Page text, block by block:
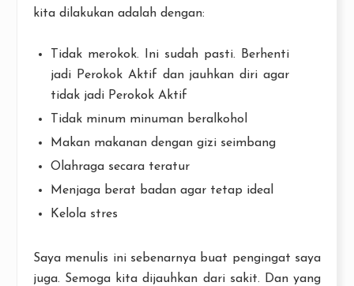
kita dilakukan adalah dengan:
Tidak merokok. Ini sudah pasti. Berhenti
jadi Perokok Aktif dan jauhkan diri agar
tidak jadi Perokok Aktif
Tidak minum minuman beralkohol
Makan makanan dengan gizi seimbang
Olahraga secara teratur
Menjaga berat badan agar tetap ideal
Kelola stres
Saya menulis ini sebenarnya buat pengingat saya
juga. Semoga kita dijauhkan dari sakit. Dan yang